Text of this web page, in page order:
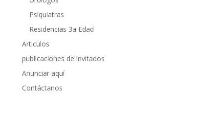
Psiquiatras
Residencias 3a Edad
Articulos
publicaciones de invitados
Anunciar aquí
Contáctanos